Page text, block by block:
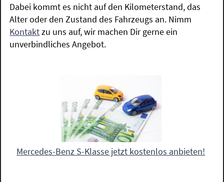
Dabei kommt es nicht auf den Kilometerstand, das
Alter oder den Zustand des Fahrzeugs an. Nimm
Kontaktzu uns auf, wir machen Dir gerne ein
unverbindliches Angebot.
Mercedes-Benz S-Klasse jetzt kostenlos anbieten!